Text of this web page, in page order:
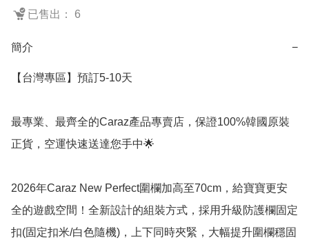
已售出： 6
簡介 −
【台灣專區】預訂5-10天
最專業、最齊全的Caraz產品專賣店，保證100%韓國原裝
正貨，空運快速送達您手中🌟
2026年Caraz New Perfect圍欄加高至70cm，給寶寶更安
全的遊戲空間！全新設計的組裝方式，採用升級防護欄固定
扣(固定扣米/白色隨機)，上下同時夾緊，大幅提升圍欄穩固